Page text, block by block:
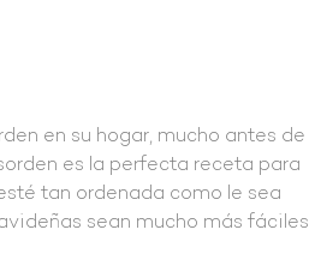
en su hogar, mucho antes de
es la perfecta receta para
tan ordenada como le sea
sean mucho más fáciles